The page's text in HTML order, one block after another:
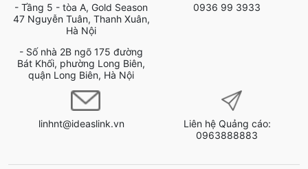
- Tầng 5 - tòa A, Gold Season
47 Nguyễn Tuân, Thanh Xuân,
Hà Nội
- Số nhà 2B ngõ 175 đường
Bát Khối, phường Long Biên,
quận Long Biên, Hà Nội
0936 99 3933
linhnt@ideaslink.vn
Liên hệ Quảng cáo:
0963888883